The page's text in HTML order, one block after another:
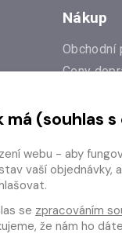
Nákup
Obchodní
Ceny
Prodejna
(souhlas
webu - aby
vaší objednávky,
se zpracováním
že nám ho